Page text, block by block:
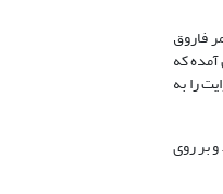
فاروق
آمده که
را به
و بر روی